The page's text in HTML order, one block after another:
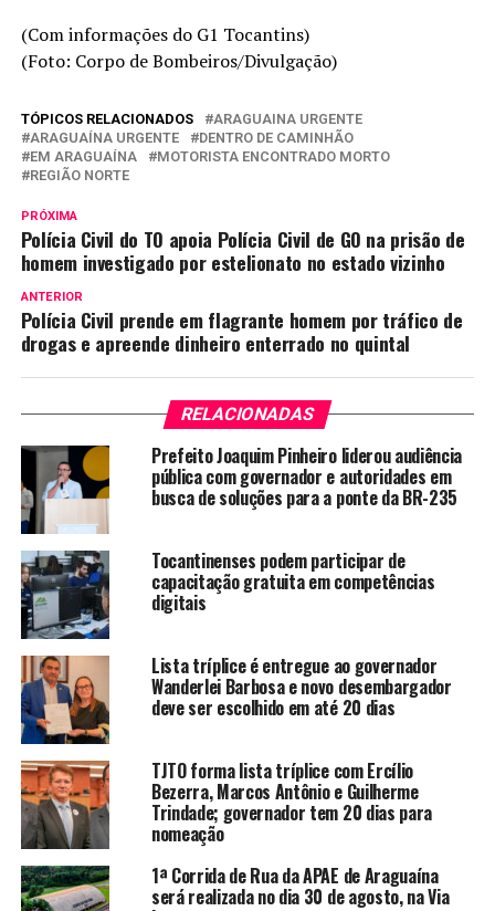
(Com informações do G1 Tocantins)
(Foto: Corpo de Bombeiros/Divulgação)
TÓPICOS RELACIONADOS
ARAGUAINA URGENTE
ARAGUAÍNA URGENTE
DENTRO DE CAMINHÃO
EM ARAGUAÍNA
MOTORISTA ENCONTRADO MORTO
REGIÃO NORTE
PRÓXIMA
Polícia Civil do TO apoia Polícia Civil de GO na prisão de
homem investigado por estelionato no estado vizinho
ANTERIOR
Polícia Civil prende em flagrante homem por tráfico de
drogas e apreende dinheiro enterrado no quintal
RELACIONADAS
Prefeito Joaquim Pinheiro liderou audiência
pública com governador e autoridades em
busca de soluções para a ponte da BR-235
Tocantinenses podem participar de
capacitação gratuita em competências
digitais
Lista tríplice é entregue ao governador
Wanderlei Barbosa e novo desembargador
deve ser escolhido em até 20 dias
TJTO forma lista tríplice com Ercílio
Bezerra, Marcos Antônio e Guilherme
Trindade; governador tem 20 dias para
nomeação
1ª Corrida de Rua da APAE de Araguaína
será realizada no dia 30 de agosto, na Via